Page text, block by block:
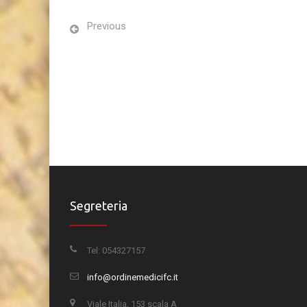
Previous
Segreteria
Tel: 054327157
info@ordinemedicifc.it
Viale Italia, 153 scala A